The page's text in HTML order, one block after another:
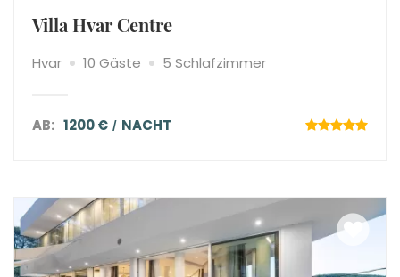
Villa Hvar Centre
Hvar 10 Gäste 5 Schlafzimmer
AB: 1200 € NACHT